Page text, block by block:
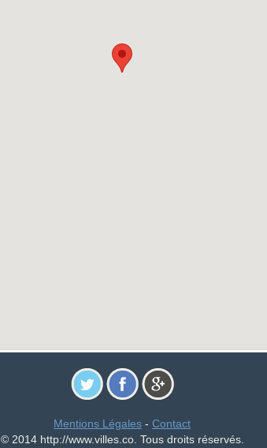
Mentions Légales - Contact
© 2014 http://www.villes.co. Tous droits réservés.